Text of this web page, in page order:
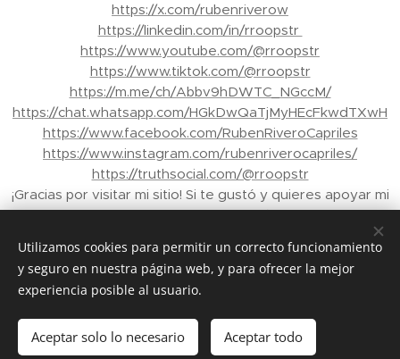
https://x.com/rubenriverow
https://linkedin.com/in/rroopstr
https://www.youtube.com/@rroopstr
https://www.tiktok.com/@rroopstr
https://m.me/ch/Abbv9hDWTC_NGccM/
https://chat.whatsapp.com/HGkDwQaTjMyHEcFkwdTXwH
https://www.facebook.com/RubenRiveroCapriles
https://www.instagram.com/rubenriverocapriles/
https://truthsocial.com/@rroopstr
¡Gracias por visitar mi sitio! Si te gustó y quieres apoyar mi
trabajo, puedes enviar propinas a través de Binance a mi
correo electrónico: rroopstr@yahoo.com.ve - Tu apoyo
me ayuda a crear más contenido para ti. ¡Gracias de
nuevo!"
© 2026 Rubén Rivero Capriles. Todos los derechos
reservados.
Creado con Webnode Cookies
Utilizamos cookies para permitir un correcto funcionamiento
y seguro en nuestra página web, y para ofrecer la mejor
experiencia posible al usuario.
Aceptar solo lo necesario Aceptar todo